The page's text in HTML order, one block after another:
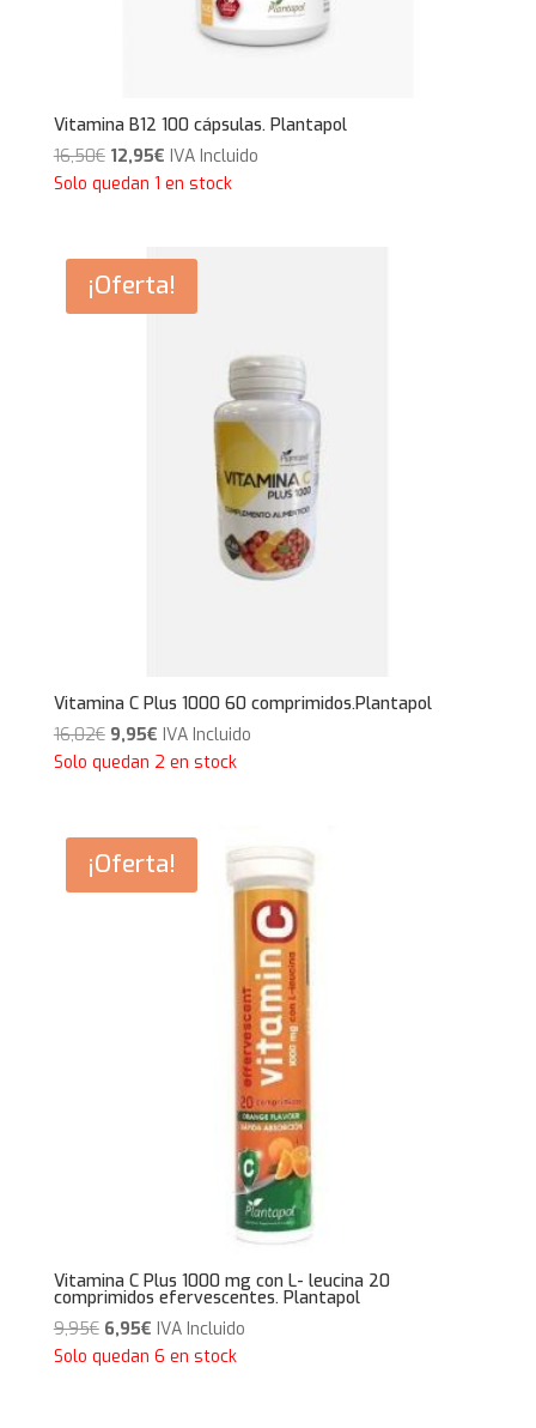
Vitamina B12 100 cápsulas. Plantapol
16,50€ El
precio
16,50€.
12,95€El
precio
12,95€.
IVA Incluido
Solo quedan 1 en stock
¡Oferta!
Vitamina C Plus 1000 60 comprimidos.Plantapol
16,02€ El
precio
16,02€.
9,95€El
precio
9,95€.
IVA Incluido
Solo quedan 2 en stock
¡Oferta!
Vitamina C Plus 1000 mg con L- leucina 20
comprimidos efervescentes. Plantapol
9,95€ El
precio
6,95€El
precio
IVA Incluido
Solo quedan 6 en stock